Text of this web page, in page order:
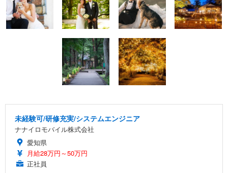
未経験可/研修充実/システムエンジニア
ナナイロモバイル株式会社
愛知県
月給28万円～50万円
正社員